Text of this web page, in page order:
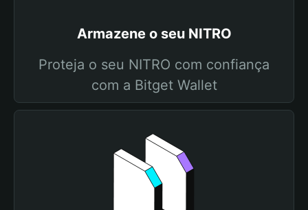
Armazene o seu NITRO
Proteja o seu NITRO com confiança
com a Bitget Wallet